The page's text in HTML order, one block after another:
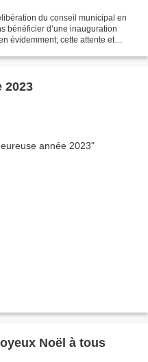
du conseil municipal en
bénéficier d’une inauguration
évidemment; cette attente et
2023
Noël à tous